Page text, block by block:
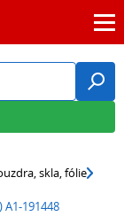
skla, fólie
191448